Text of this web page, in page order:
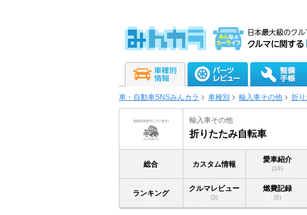
車・自動車SNSみんカラ 車種別 輸入車その他 折
輸入車その他
折りたたみ自転車
総合 カスタム情報
愛車紹介
(18)
ランキング
クルマレビュー
(3)
燃費記録
(0)